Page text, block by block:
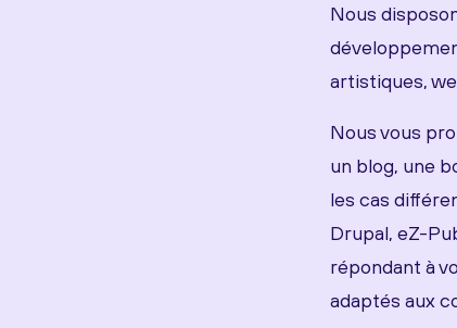
Nous
artistiques,
Nous vous
un blog, une
les cas
Drupal, eZ-
répondant à
adaptés aux